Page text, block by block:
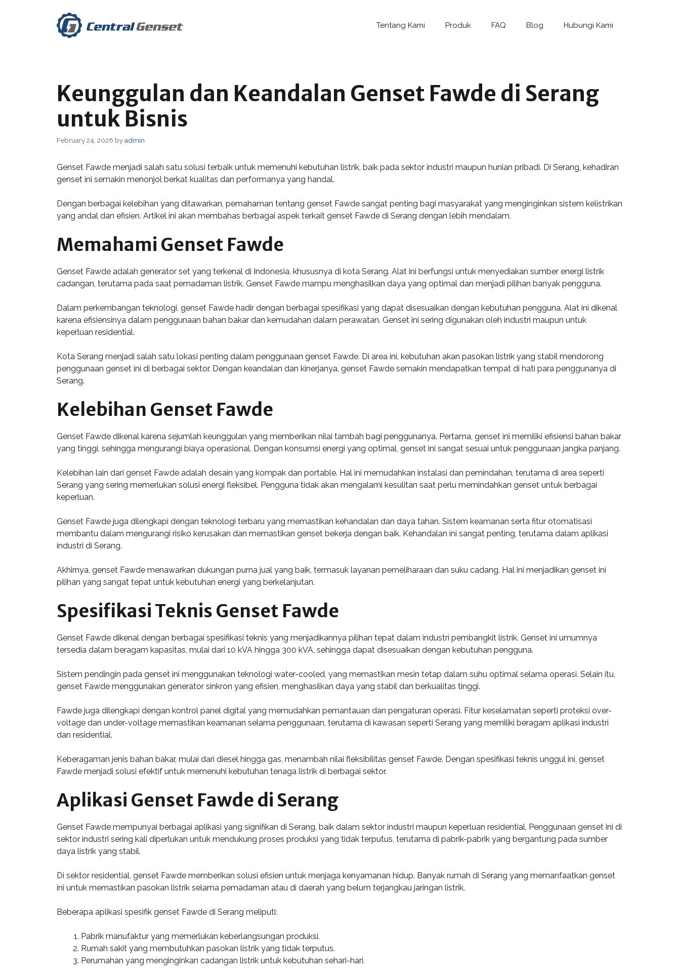
Tentang Kami Produk FAQ Blog Hubungi Kami
Keunggulan dan Keandalan Genset Fawde di Serang
untuk Bisnis
February 24, 2026 byadmin
Genset Fawde menjadi salah satu solusi terbaik untuk memenuhi kebutuhan listrik, baik pada sektor industri maupun hunian pribadi. Di Serang, kehadiran
genset ini semakin menonjol berkat kualitas dan performanya yang handal.
Dengan berbagai kelebihan yang ditawarkan, pemahaman tentang genset Fawde sangat penting bagi masyarakat yang menginginkan sistem kelistrikan
yang andal dan efisien. Artikel ini akan membahas berbagai aspek terkait genset Fawde di Serang dengan lebih mendalam.
Memahami Genset Fawde
Genset Fawde adalah generator set yang terkenal di Indonesia, khususnya di kota Serang. Alat ini berfungsi untuk menyediakan sumber energi listrik
cadangan, terutama pada saat pemadaman listrik. Genset Fawde mampu menghasilkan daya yang optimal dan menjadi pilihan banyak pengguna.
Dalam perkembangan teknologi, genset Fawde hadir dengan berbagai spesifikasi yang dapat disesuaikan dengan kebutuhan pengguna. Alat ini dikenal
karena efisiensinya dalam penggunaan bahan bakar dan kemudahan dalam perawatan. Genset ini sering digunakan oleh industri maupun untuk
keperluan residential.
Kota Serang menjadi salah satu lokasi penting dalam penggunaan genset Fawde. Di area ini, kebutuhan akan pasokan listrik yang stabil mendorong
penggunaan genset ini di berbagai sektor. Dengan keandalan dan kinerjanya, genset Fawde semakin mendapatkan tempat di hati para penggunanya di
Serang.
Kelebihan Genset Fawde
Genset Fawde dikenal karena sejumlah keunggulan yang memberikan nilai tambah bagi penggunanya. Pertama, genset ini memiliki efisiensi bahan bakar
yang tinggi, sehingga mengurangi biaya operasional. Dengan konsumsi energi yang optimal, genset ini sangat sesuai untuk penggunaan jangka panjang.
Kelebihan lain dari genset Fawde adalah desain yang kompak dan portable. Hal ini memudahkan instalasi dan pemindahan, terutama di area seperti
Serang yang sering memerlukan solusi energi fleksibel. Pengguna tidak akan mengalami kesulitan saat perlu memindahkan genset untuk berbagai
keperluan.
Genset Fawde juga dilengkapi dengan teknologi terbaru yang memastikan kehandalan dan daya tahan. Sistem keamanan serta fitur otomatisasi
membantu dalam mengurangi risiko kerusakan dan memastikan genset bekerja dengan baik. Kehandalan ini sangat penting, terutama dalam aplikasi
industri di Serang.
Akhirnya, genset Fawde menawarkan dukungan purna jual yang baik, termasuk layanan pemeliharaan dan suku cadang. Hal ini menjadikan genset ini
pilihan yang sangat tepat untuk kebutuhan energi yang berkelanjutan.
Spesifikasi Teknis Genset Fawde
Genset Fawde dikenal dengan berbagai spesifikasi teknis yang menjadikannya pilihan tepat dalam industri pembangkit listrik. Genset ini umumnya
tersedia dalam beragam kapasitas, mulai dari 10 kVA hingga 300 kVA, sehingga dapat disesuaikan dengan kebutuhan pengguna.
Sistem pendingin pada genset ini menggunakan teknologi water-cooled, yang memastikan mesin tetap dalam suhu optimal selama operasi. Selain itu,
genset Fawde menggunakan generator sinkron yang efisien, menghasilkan daya yang stabil dan berkualitas tinggi.
Fawde juga dilengkapi dengan kontrol panel digital yang memudahkan pemantauan dan pengaturan operasi. Fitur keselamatan seperti proteksi over-
voltage dan under-voltage memastikan keamanan selama penggunaan, terutama di kawasan seperti Serang yang memiliki beragam aplikasi industri
dan residential.
Keberagaman jenis bahan bakar, mulai dari diesel hingga gas, menambah nilai fleksibilitas genset Fawde. Dengan spesifikasi teknis unggul ini, genset
Fawde menjadi solusi efektif untuk memenuhi kebutuhan tenaga listrik di berbagai sektor.
Aplikasi Genset Fawde di Serang
Genset Fawde mempunyai berbagai aplikasi yang signifikan di Serang, baik dalam sektor industri maupun keperluan residential. Penggunaan genset ini di
sektor industri sering kali diperlukan untuk mendukung proses produksi yang tidak terputus, terutama di pabrik-pabrik yang bergantung pada sumber
daya listrik yang stabil.
Di sektor residential, genset Fawde memberikan solusi efisien untuk menjaga kenyamanan hidup. Banyak rumah di Serang yang memanfaatkan genset
ini untuk memastikan pasokan listrik selama pemadaman atau di daerah yang belum terjangkau jaringan listrik.
Beberapa aplikasi spesifik genset Fawde di Serang meliputi:
Pabrik manufaktur yang memerlukan keberlangsungan produksi.
Rumah sakit yang membutuhkan pasokan listrik yang tidak terputus.
Perumahan yang menginginkan cadangan listrik untuk kebutuhan sehari-hari.